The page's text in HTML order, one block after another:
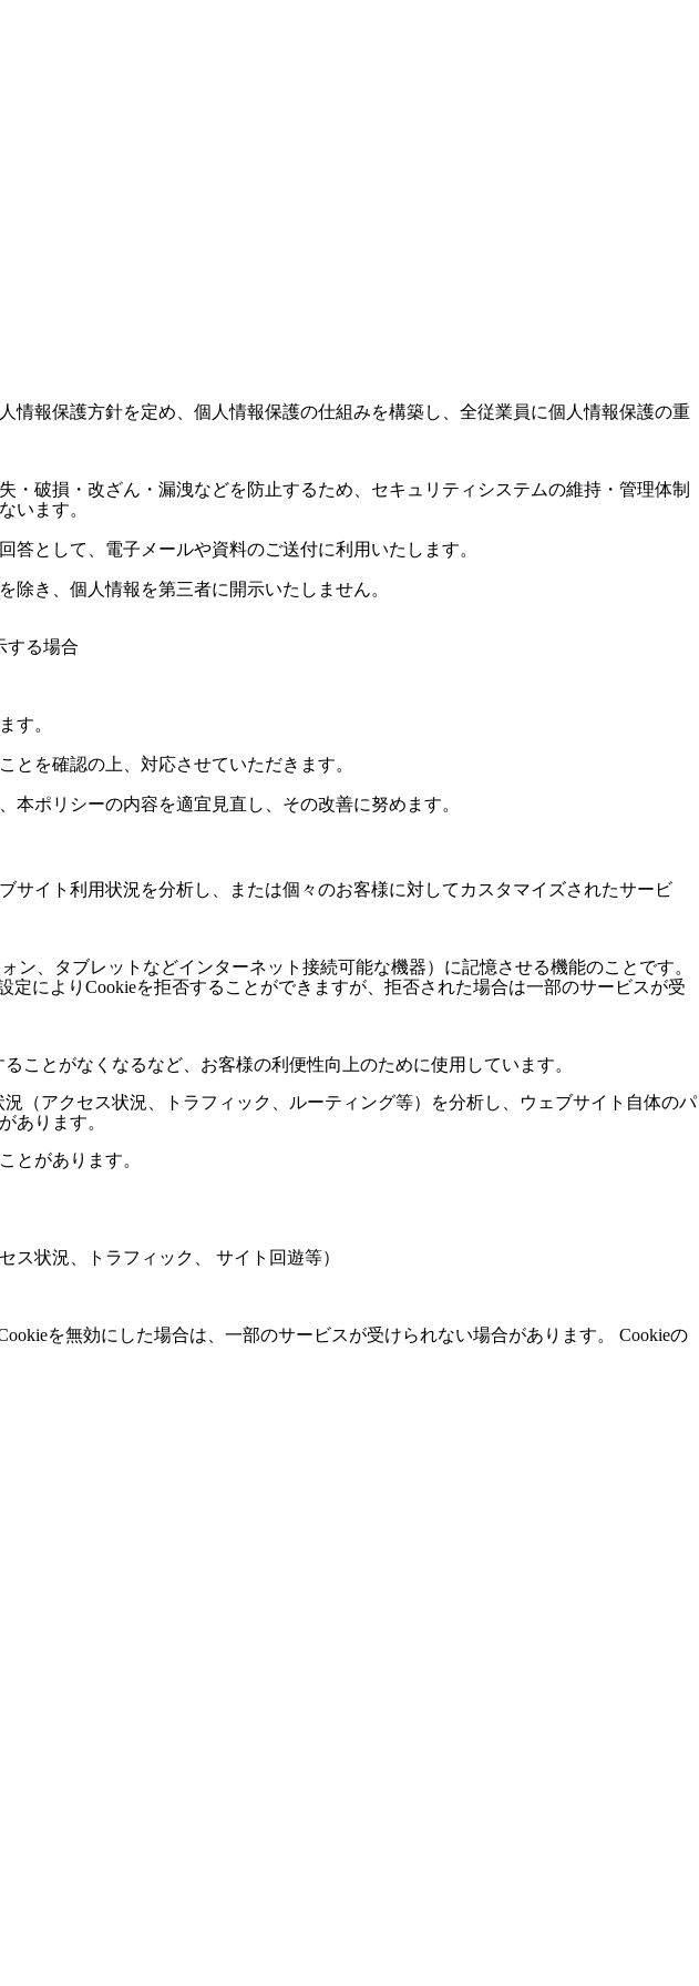
報保護方針を定め、個人情報保護の仕組みを構築し、全従業員に個人情報保護の重
破損・改ざん・漏洩などを防止するため、セキュリティシステムの維持・管理体制
います。
として、電子メールや資料のご送付に利用いたします。
き、個人情報を第三者に開示いたしません。
する場合
す。
を確認の上、対応させていただきます。
ポリシーの内容を適宜見直し、その改善に努めます。
イト利用状況を分析し、または個々のお客様に対してカスタマイズされたサービ
、タブレットなどインターネット接続可能な機器）に記憶させる機能のことです。
によりCookieを拒否することができますが、拒否された場合は一部のサービスが受
ことがなくなるなど、お客様の利便性向上のために使用しています。
（アクセス状況、トラフィック、ルーティング等）を分析し、ウェブサイト自体のパ
あります。
とがあります。
状況、トラフィック、 サイト回遊等）
を無効にした場合は、一部のサービスが受けられない場合があります。 Cookieの